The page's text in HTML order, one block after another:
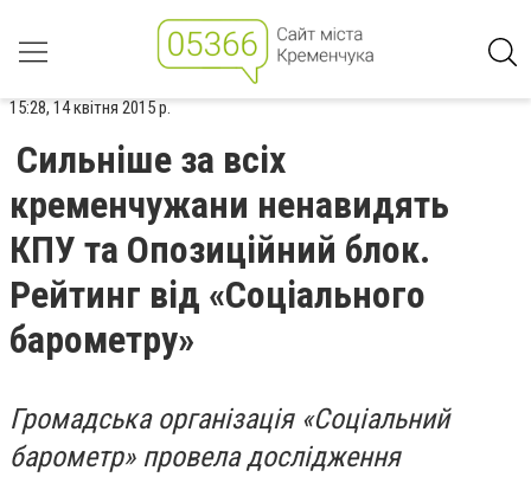
15:28, 14 квітня 2015 р.
Сильніше за всіх
кременчужани ненавидять
КПУ та Опозиційний блок.
Рейтинг від «Соціального
барометру»
Громадська організація «Соціальний
барометр» провела дослідження